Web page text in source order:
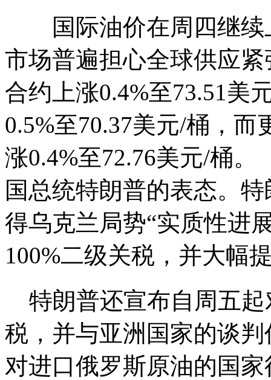
国际油价在周四继续
市场普遍担心全球供应
合约上涨0.4%至73.51美
0.5%至70.37美元/桶，
涨0.4%至72.76美元/桶
国总统特朗普的表态。
得乌克兰局势“实质性进
100%二级关税，并大幅
特朗普还宣布自周五起
税，并与亚洲国家的谈
对进口俄罗斯原油的国